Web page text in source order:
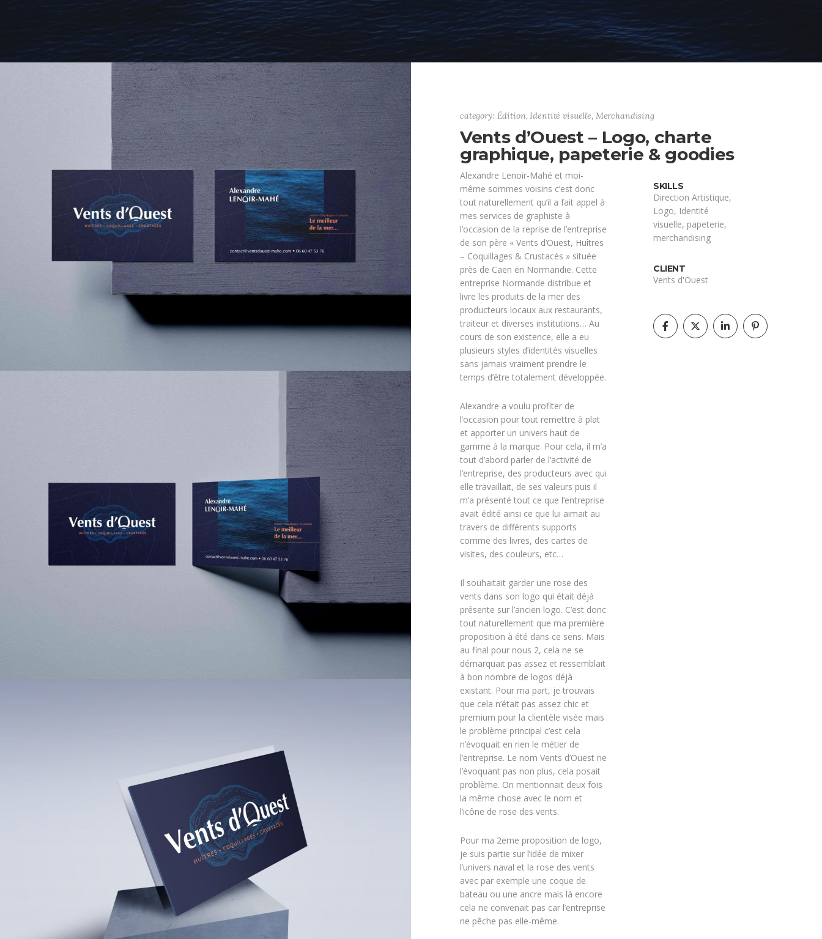
category: Édition, Identité visuelle, Merchandising
Vents d’Ouest – Logo, charte
graphique, papeterie & goodies
Alexandre Lenoir-Mahé et moi-
même sommes voisins c’est donc
tout naturellement qu’il a fait appel à
mes services de graphiste à
l’occasion de la reprise de l’entreprise
de son père « Vents d’Ouest, Huîtres
– Coquillages & Crustacés » située
près de Caen en Normandie. Cette
entreprise Normande distribue et
livre les produits de la mer des
producteurs locaux aux restaurants,
traiteur et diverses institutions… Au
cours de son existence, elle a eu
plusieurs styles d’identités visuelles
sans jamais vraiment prendre le
temps d’être totalement développée.
Alexandre a voulu profiter de
l’occasion pour tout remettre à plat
et apporter un univers haut de
gamme à la marque. Pour cela, il m’a
tout d’abord parler de l’activité de
l’entreprise, des producteurs avec qui
elle travaillait, de ses valeurs puis il
m’a présenté tout ce que l’entreprise
avait édité ainsi ce que lui aimait au
travers de différents supports
comme des livres, des cartes de
visites, des couleurs, etc…
Il souhaitait garder une rose des
vents dans son logo qui était déjà
présente sur l’ancien logo. C’est donc
tout naturellement que ma première
proposition à été dans ce sens. Mais
au final pour nous 2, cela ne se
démarquait pas assez et ressemblait
à bon nombre de logos déjà
existant. Pour ma part, je trouvais
que cela n’était pas assez chic et
premium pour la clientèle visée mais
le problème principal c’est cela
n’évoquait en rien le métier de
l’entreprise. Le nom Vents d’Ouest ne
l’évoquant pas non plus, cela posait
problème. On mentionnait deux fois
la même chose avec le nom et
l’icône de rose des vents.
Pour ma 2eme proposition de logo,
je suis partie sur l’idée de mixer
l’univers naval et la rose des vents
avec par exemple une coque de
bateau ou une ancre mais là encore
cela ne convenait pas car l’entreprise
ne pêche pas elle-même.
SKILLS
Direction Artistique,
Logo, Identité
visuelle, papeterie,
merchandising
CLIENT
Vents d'Ouest